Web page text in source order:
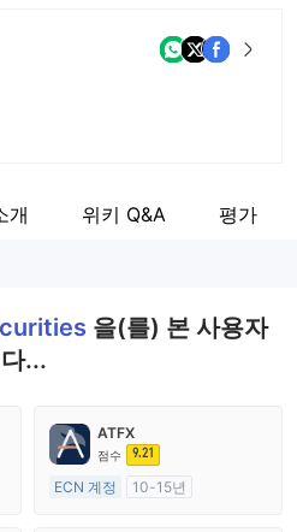
개 위키 Q&A 평가
을(를) 본 사용자
...
ATFX
점수 9.21
ECN 계정
10-15년